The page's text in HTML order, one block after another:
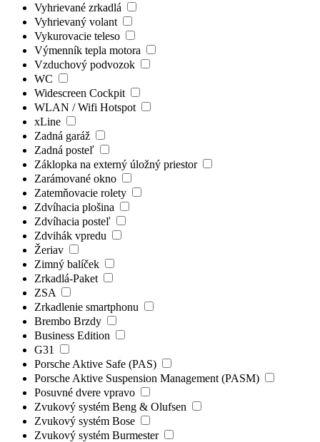
Vyhrievané zrkadlá
Vyhrievaný volant
Vykurovacie teleso
Výmenník tepla motora
Vzduchový podvozok
WC
Widescreen Cockpit
WLAN / Wifi Hotspot
xLine
Zadná garáž
Zadná posteľ
Záklopka na externý úložný priestor
Zarámované okno
Zatemňovacie rolety
Zdvíhacia plošina
Zdvíhacia posteľ
Zdvihák vpredu
Žeriav
Zimný balíček
Zrkadlá-Paket
ZSA
Zrkadlenie smartphonu
Brembo Brzdy
Business Edition
G31
Porsche Aktive Safe (PAS)
Porsche Aktive Suspension Management (PASM)
Posuvné dvere vpravo
Zvukový systém Beng & Olufsen
Zvukový systém Bose
Zvukový systém Burmester